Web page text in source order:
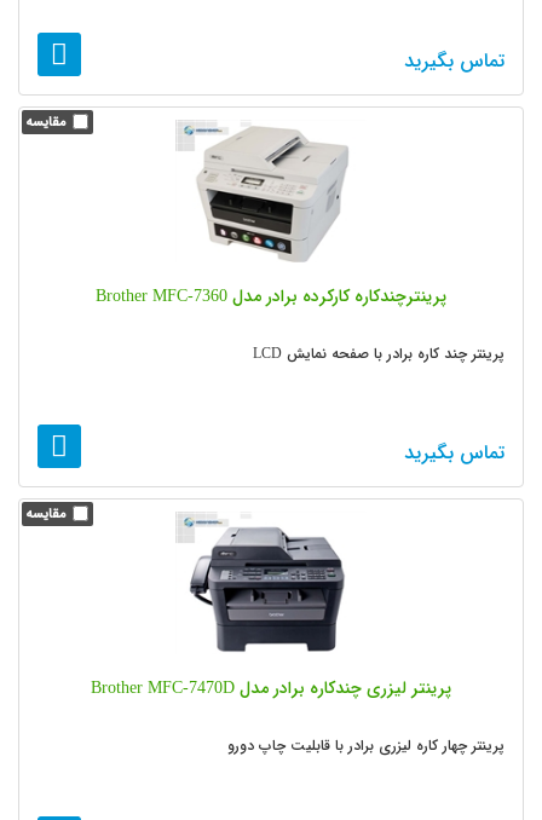
تماس بگیرید
پرینترچندکاره کارکرده برادر مدل Brother MFC-7360
پرینتر چند کاره برادر با صفحه نمایش LCD
تماس بگیرید
پرینتر لیزری چندکاره برادر مدل Brother MFC-7470D
پرینتر چهار کاره لیزری برادر با قابلیت چاپ دورو